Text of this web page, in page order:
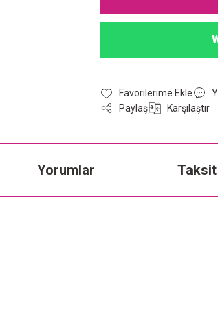
Paylaş
Karşılaştır
Yorumlar